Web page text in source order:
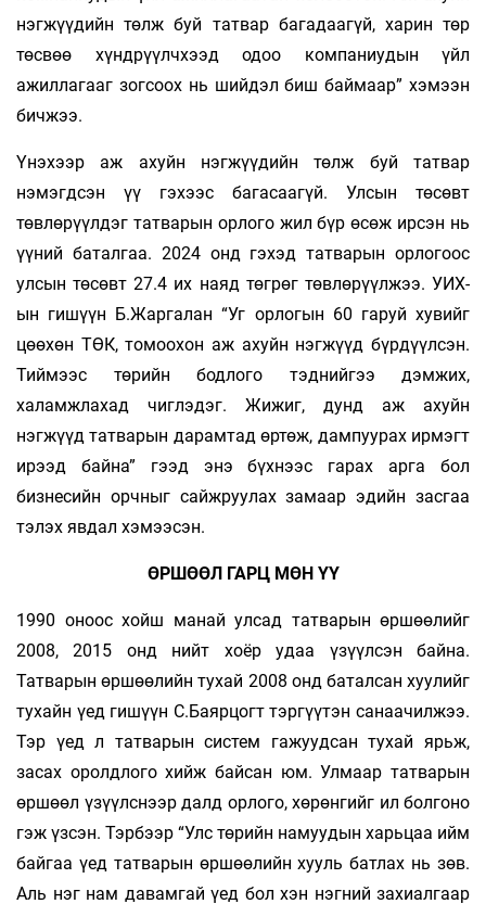
нэгжүүдийн төлж буй татвар багадаагүй, харин төр
төсвөө хүндрүүлчхээд одоо компаниудын үйл
ажиллагааг зогсоох нь шийдэл биш баймаар” хэмээн
бичжээ.
Үнэхээр аж ахуйн нэгжүүдийн төлж буй татвар
нэмэгдсэн үү гэхээс багасаагүй. Улсын төсөвт
төвлөрүүлдэг татварын орлого жил бүр өсөж ирсэн нь
үүний баталгаа. 2024 онд гэхэд татварын орлогоос
улсын төсөвт 27.4 их наяд төгрөг төвлөрүүлжээ. УИХ-
ын гишүүн Б.Жаргалан “Уг орлогын 60 гаруй хувийг
цөөхөн ТӨК, томоохон аж ахуйн нэгжүүд бүрдүүлсэн.
Тиймээс төрийн бодлого тэднийгээ дэмжих,
халамжлахад чиглэдэг. Жижиг, дунд аж ахуйн
нэгжүүд татварын дарамтад өртөж, дампуурах ирмэгт
ирээд байна” гээд энэ бүхнээс гарах арга бол
бизнесийн орчныг сайжруулах замаар эдийн засгаа
тэлэх явдал хэмээсэн.
ӨРШӨӨЛ ГАРЦ МӨН ҮҮ
1990 оноос хойш манай улсад татварын өршөөлийг
2008, 2015 онд нийт хоёр удаа үзүүлсэн байна.
Татварын өршөөлийн тухай 2008 онд баталсан хуулийг
тухайн үед гишүүн С.Баярцогт тэргүүтэн санаачилжээ.
Тэр үед л татварын систем гажуудсан тухай ярьж,
засах оролдлого хийж байсан юм. Улмаар татварын
өршөөл үзүүлснээр далд орлого, хөрөнгийг ил болгоно
гэж үзсэн. Тэрбээр “Улс төрийн намуудын харьцаа ийм
байгаа үед татварын өршөөлийн хууль батлах нь зөв.
Аль нэг нам давамгай үед бол хэн нэгний захиалгаар